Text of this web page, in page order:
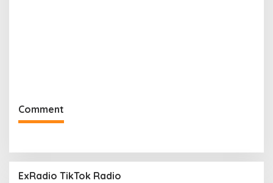
Comment
ExRadio TikTok Radio